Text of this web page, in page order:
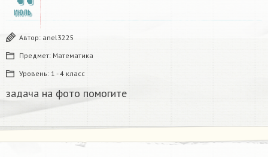
ИЮЛЬ
Автор: anel3225
Предмет: Математика
Уровень: 1 - 4 класс
задача на фото помогите​